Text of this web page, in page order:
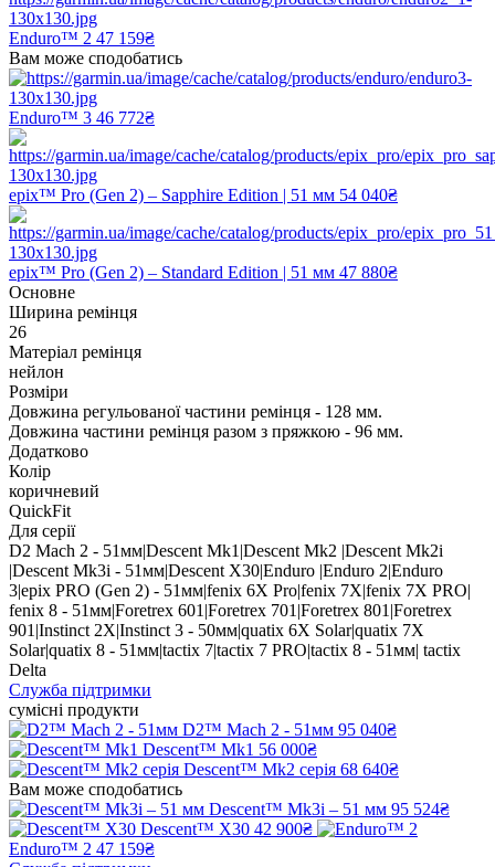
Enduro™ 2 47 159₴
Вам може сподобатись
Enduro™ 3 46 772₴
epix™ Pro (Gen 2) – Sapphire Edition | 51 мм 54 040₴
epix™ Pro (Gen 2) – Standard Edition | 51 мм 47 880₴
Основне
Ширина ремінця
26
Матеріал ремінця
нейлон
Розміри
Довжина регульованої частини ремінця - 128 мм.
Довжина частини ремінця разом з пряжкою - 96 мм.
Додатково
Колір
коричневий
QuickFit
Для серії
D2 Mach 2 - 51мм|Descent Mk1|Descent Mk2 |Descent Mk2i
|Descent Mk3i - 51мм|Descent X30|Enduro |Enduro 2|Enduro
3|epix PRO (Gen 2) - 51мм|fenix 6X Pro|fenix 7X|fenix 7X PRO|
fenix 8 - 51мм|Foretrex 601|Foretrex 701|Foretrex 801|Foretrex
901|Instinct 2X|Instinct 3 - 50мм|quatix 6X Solar|quatix 7X
Solar|quatix 8 - 51мм|tactix 7|tactix 7 PRO|tactix 8 - 51мм| tactix
Delta
Служба підтримки
сумісні продукти
D2™ Mach 2 - 51мм 95 040₴
Descent™ Mk1 56 000₴
Descent™ Mk2 серія 68 640₴
Вам може сподобатись
Descent™ Mk3i – 51 мм 95 524₴
Descent™ X30 42 900₴
Enduro™ 2 47 159₴